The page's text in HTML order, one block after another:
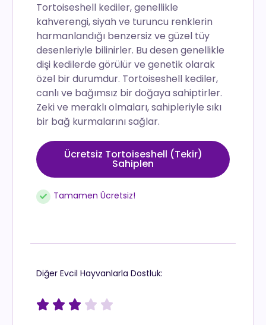
Tortoiseshell kediler, genellikle
kahverengi, siyah ve turuncu renklerin
harmanlandığı benzersiz ve güzel tüy
desenleriyle bilinirler. Bu desen genellikle
dişi kedilerde görülür ve genetik olarak
özel bir durumdur. Tortoiseshell kediler,
canlı ve bağımsız bir doğaya sahiptirler.
Zeki ve meraklı olmaları, sahipleriyle sıkı
bir bağ kurmalarını sağlar.
Ücretsiz Tortoiseshell (Tekir)
Sahiplen
Tamamen Ücretsiz!
Diğer Evcil Hayvanlarla Dostluk:
    